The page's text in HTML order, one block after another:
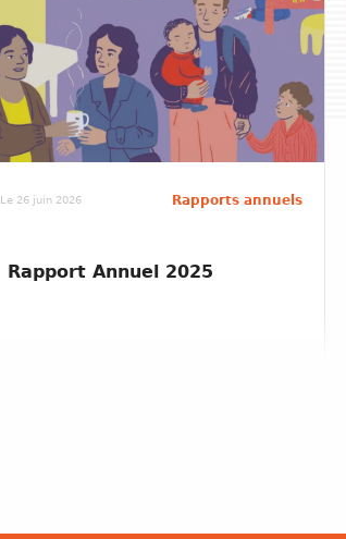
Le 26 juin 2026 Rapports annuels
Rapport Annuel 2025